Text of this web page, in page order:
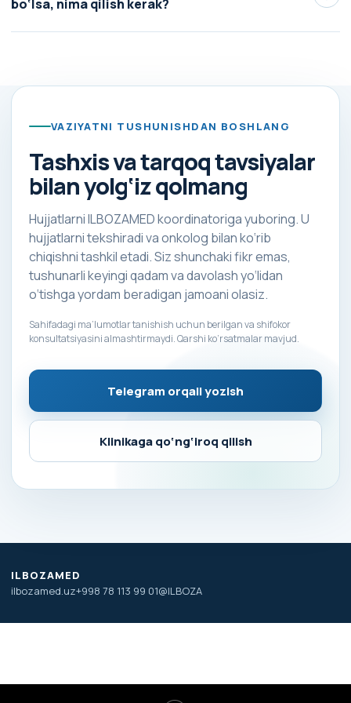
kerakligini aniqlaydi, so‘ng koordinator alohida bosqichlar
bo‘lsa, nima qilish kerak?
hamshira ham bemor bilan bog‘lanadi. Nojo‘ya ta’sirlar
VAZIYATNI TUSHUNISHDAN BOSHLANG
Tashxis va tarqoq tavsiyalar
bilan yolg‘iz qolmang
Hujjatlarni ILBOZAMED koordinatoriga yuboring. U
hujjatlarni tekshiradi va onkolog bilan ko‘rib
chiqishni tashkil etadi. Siz shunchaki fikr emas,
tushunarli keyingi qadam va davolash yo‘lidan
o‘tishga yordam beradigan jamoani olasiz.
Sahifadagi ma’lumotlar tanishish uchun berilgan va shifokor
konsultatsiyasini almashtirmaydi. Qarshi ko‘rsatmalar mavjud.
Telegram orqali yozish
Klinikaga qo‘ng‘iroq qilish
ILBOZAMED
ilbozamed.uz+998 78 113 99 01@ILBOZA